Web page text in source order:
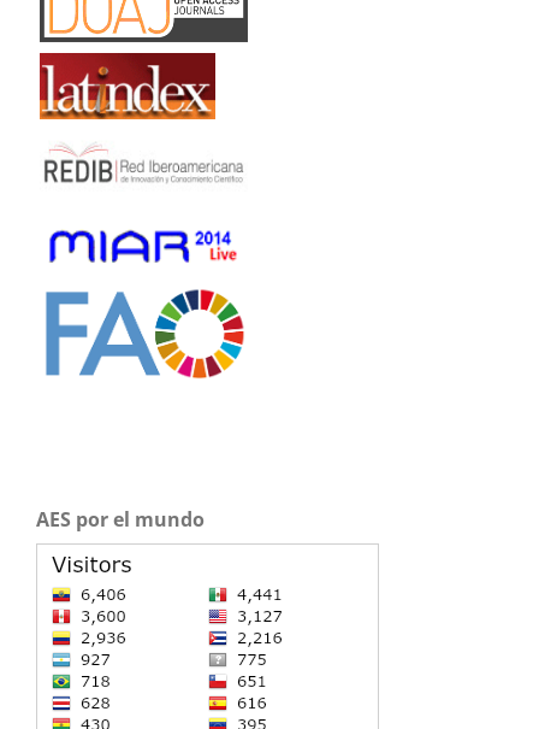
AES por el mundo